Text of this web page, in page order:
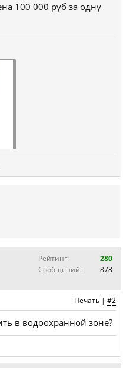
100 000 руб за одну
Рейтинг:
280
Сообщений:
878
Печать | #2
в водоохранной зоне?